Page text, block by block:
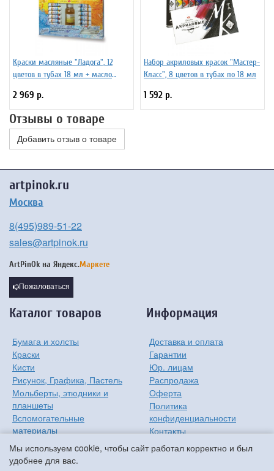
Мы используем cookie, чтобы сайт работал корректно и был
удобнее для вас.
Краски масляные "Ладога", 12
цветов в тубах 18 мл + масло
2 969 р.
Набор акриловых красок "Мастер-
Класс", 8 цветов в тубах по 18 мл
1 592 р.
Отзывы о товаре
Добавить отзыв о товаре
artpinok.ru
Москва
8(495)989-51-22
sales@artpinok.ru
ArtPinOk на Яндекс.Маркете
Пожаловаться
Каталог товаров
Бумага и холсты
Краски
Кисти
Рисунок, Графика, Пастель
Мольберты, этюдники и
планшеты
Вспомогательные
материалы
Хобби
Детям
Мастер-классы
Информация
Доставка и оплата
Гарантии
Юр. лицам
Распродажа
Оферта
Политика
конфиденциальности
Контакты
О компании